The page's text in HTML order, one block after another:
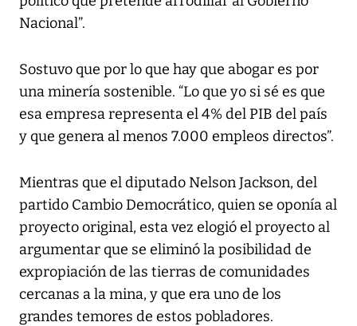
Nacional”.
Sostuvo que por lo que hay que abogar es por
una minería sostenible. “Lo que yo si sé es que
esa empresa representa el 4% del PIB del país
y que genera al menos 7.000 empleos directos”.
Mientras que el diputado Nelson Jackson, del
partido Cambio Democrático, quien se oponía al
proyecto original, esta vez elogió el proyecto al
argumentar que se eliminó la posibilidad de
expropiación de las tierras de comunidades
cercanas a la mina, y que era uno de los
grandes temores de estos pobladores.